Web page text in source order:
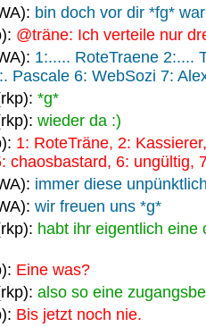
bin doch vor dir *fg*
@träne: Ich verteile nur
1:..... RoteTraene 2:....
Pascale 6: WebSozi 7:
*g*
wieder da :)
1: RoteTräne, 2:
chaosbastard, 6: ungültig,
immer diese
wir freuen uns *g*
habt ihr eigentlich eine
Eine was?
also so eine
Bis jetzt noch nie.